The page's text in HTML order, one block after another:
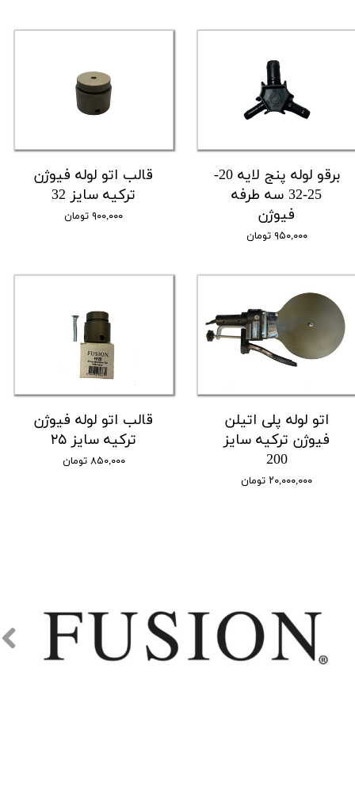
برقو لوله پنج لایه 20-
25-32 سه طرفه
فیوژن
۹۵۰,۰۰۰ تومان
قالب اتو لوله فیوژن
ترکیه سایز 32
۹۰۰,۰۰۰ تومان
اتو لوله پلی اتیلن
فیوژن ترکیه سایز
200
۲۰,۰۰۰,۰۰۰ تومان
قالب اتو لوله فیوژن
ترکیه سایز ۲۵
۸۵۰,۰۰۰ تومان